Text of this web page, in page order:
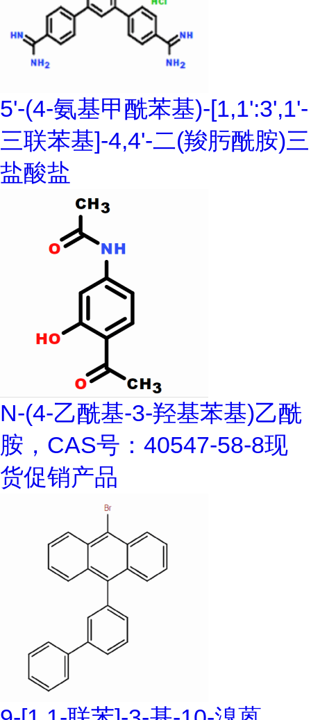
5'-(4-氨基甲酰苯基)-[1,1':3',1'-
三联苯基]-4,4'-二(羧肟酰胺)三
盐酸盐
N-(4-乙酰基-3-羟基苯基)乙酰
胺，CAS号：40547-58-8现
货促销产品